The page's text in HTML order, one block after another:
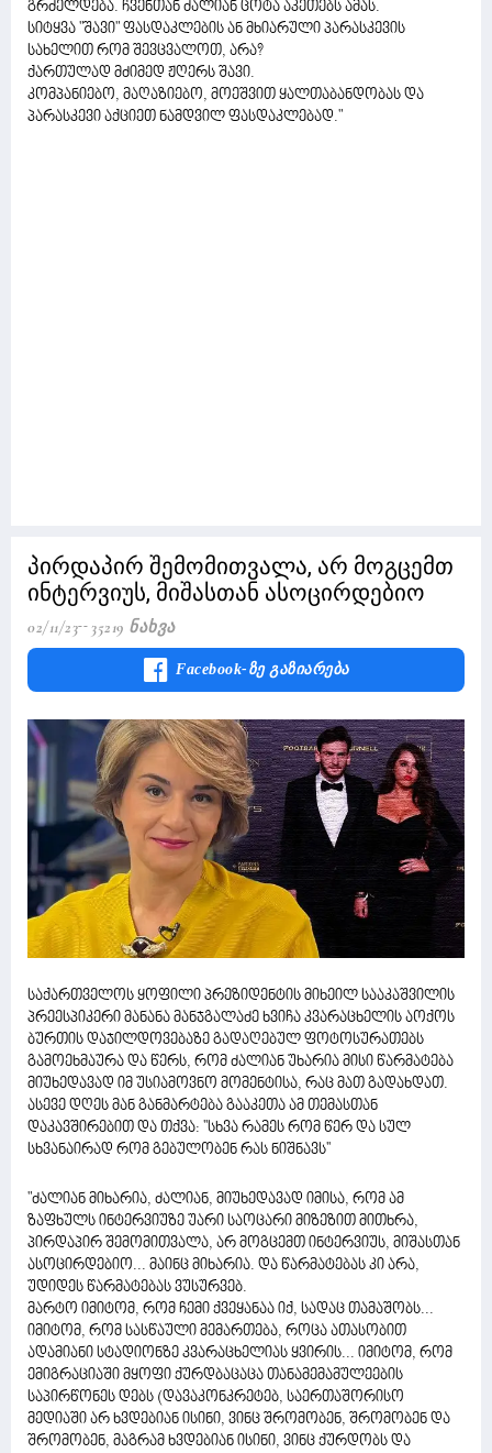
გრძელდება. ჩვენთან ძალიან ცოტა აკეთებს ამას.
სიტყვა "შავი" ფასდაკლების ან მხიარული პარასკევის
სახელით რომ შევცვალოთ, არა?
ქართულად მძიმედ ჟღერს შავი.
კომპანიებო, მაღაზიებო, მოეშვით ყალთაბანდობას და
პარასკევი აქციეთ ნამდვილ ფასდაკლებად."
პირდაპირ შემომითვალა, არ მოგცემთ
ინტერვიუს, მიშასთან ასოცირდებიო
02/11/23 35219 Ნახვა
Facebook-Ზე Გაზიარება
საქართველოს ყოფილი პრეზიდენტის მიხეილ სააკაშვილის
პრეესპიკერი მანანა მანჯგალაძე ხვიჩა კვარაცხელის აოქოს
ბურთის დაჯილდოვებაზე გადაღებულ ფოტოსურათებს
გამოეხმაურა და წერს, რომ ძალიან უხარია მისი წარმატება
მიუხედავად იმ უსიამოვნო მომენტისა, რაც მათ გადახდათ.
ასევე დღეს მან განმარტება გააკეთა ამ თემასთან
დაკავშირებით და თქვა: ''სხვა რამეს რომ წერ და სულ
სხვანაირად რომ გებულობენ რას ნიშნავს''
"ძალიან მიხარია, ძალიან, მიუხედავად იმისა, რომ ამ
ზაფხულს ინტერვიუზე უარი საოცარი მიზეზით მითხრა,
პირდაპირ შემომითვალა, არ მოგცემთ ინტერვიუს, მიშასთან
ასოცირდებიო... მაინც მიხარია. და წარმატებას კი არა,
უდიდეს წარმატებას ვუსურვებ.
მარტო იმიტომ, რომ ჩემი ქვეყანაა იქ, სადაც თამაშობს...
იმიტომ, რომ სასწაული მემართება, როცა ათასობით
ადამიანი სტადიონზე კვარაცხელიას ყვირის... იმიტომ, რომ
ემიგრაციაში მყოფი ქურდბაცაცა თანამემამულეების
საპირწონეს დებს (დავაკონკრეტებ, საერთაშორისო
მედიაში არ ხვდებიან ისინი, ვინც შრომობენ, შრომობენ და
შრომობენ, მაგრამ ხვდებიან ისინი, ვინც ქურდობს და